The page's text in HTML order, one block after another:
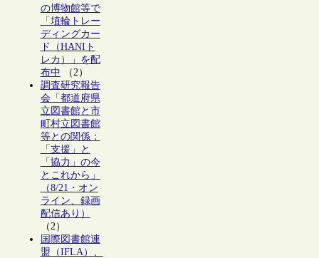
の博物館等で
「埴輪トレー
ディングカー
ド（HANIト
レカ）」を配
布中 （2）
調査研究報告
会「都道府県
立図書館と市
町村立図書館
等との関係：
「支援」と
「協力」の今
とこれから」
（8/21・オン
ライン、録画
配信あり）
（2）
国際図書館連
盟（IFLA）、